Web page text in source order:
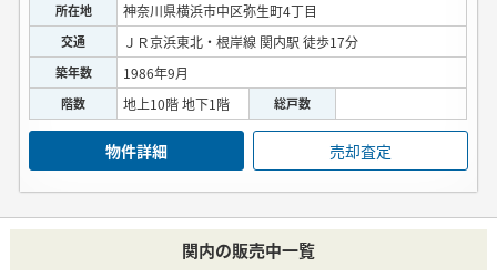
所在地 神奈川県横浜市中区弥生町4丁目
交通 ＪＲ京浜東北・根岸線 関内駅 徒歩17分
築年数 1986年9月
階数 地上10階 地下1階 総戸数
物件詳細 売却査定
関内の販売中一覧